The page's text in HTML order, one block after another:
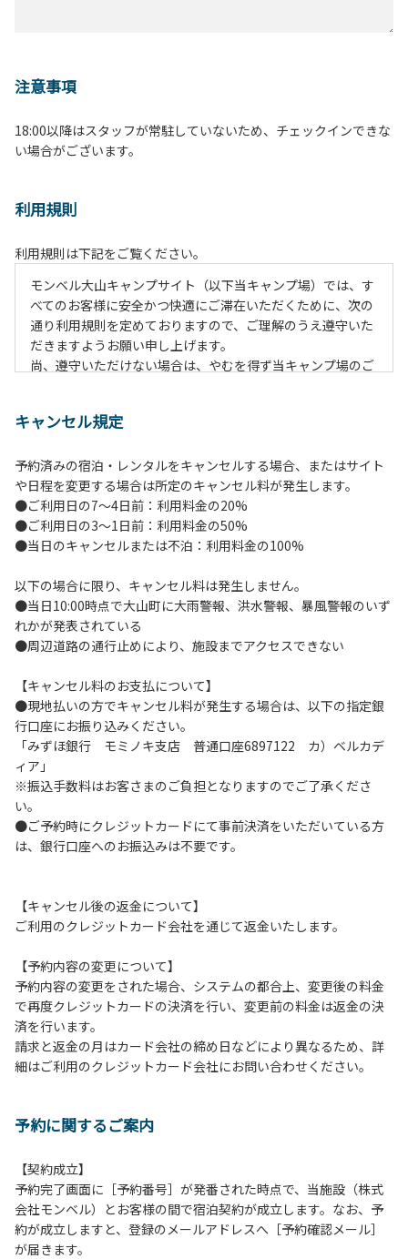
注意事項
18:00以降はスタッフが常駐していないため、チェックインできな
い場合がございます。
利用規則
利用規則は下記をご覧ください。
モンベル大山キャンプサイト（以下当キャンプ場）では、す
べてのお客様に安全かつ快適にご滞在いただくために、次の
通り利用規則を定めておりますので、ご理解のうえ遵守いた
だきますようお願い申し上げます。
尚、遵守いただけない場合は、やむを得ず当キャンプ場のご
【当キャンプ場利用に際してのご案内ならびに注意事項】
２．利用におけるルールを遵守いただき、ご自身で事故の防
止に努めてください。
３．安全管理上、お子さまの単独での行動はご遠慮くださ
い。
４．当キャンプ場内を車で移動する場合は徐行運転（5ｋｍ/
５．ゴミ（可燃）は指定のゴミ袋に分別した上で、指定の場
所へ捨ててください。ビン・缶・ペットボトルおよび不燃ゴ
ミは持ち帰りお願いします。
６．BBQ及び焚火台の灰につきましては鎮火を確認した上で
７．暴力団等反社会勢力及びその関係者ならびに公共の秩
序、善良の風俗に反する恐れのある場合には、ご利用をお断
りいたします。
８．不可抗力以外の事由により建造物、家具、備品、その他
の物品を損傷、紛失、汚染させた場合には、相当額を弁償し
ていただくことがあります。
９．当キャンプ場内（駐車場を含む）での事故や盗難などに
つきましては、一切の責任を負いかねます。
１０．車中で宿泊される場合は、必ずエンジンを停止してく
の間車輌移動はご遠慮ください。
１２．レンタル品は管理棟に返却してください。
宿泊可能なサイトは除く）
１４．キャンプ場内に喫煙所はございません。他のお客様の
ご迷惑にならないようにご配慮願います。
【当キャンプ場での禁止事項】
１．花火（手持ちや打ち上げなど全て）。
３．硬いボールでの球技。（野球、キャッチボール・サッカ
４．大きな音で音楽や楽器などを鳴らす行為。（ 但し貸切イ
ベントは除く）
５．発電機の使用。（但し貸切イベントは除く）
６．申込みされたサイト以外のサイトの利用や共用部（シャ
ワー棟、水道など）の占有行為。
キャンセル規定
予約済みの宿泊・レンタルをキャンセルする場合、またはサイト
や日程を変更する場合は所定のキャンセル料が発生します。
●ご利用日の7～4日前：利用料金の20%
●ご利用日の3～1日前：利用料金の50%
●当日のキャンセルまたは不泊：利用料金の100%
以下の場合に限り、キャンセル料は発生しません。
●当日10:00時点で大山町に大雨警報、洪水警報、暴風警報のいず
れかが発表されている
●周辺道路の通行止めにより、施設までアクセスできない
【キャンセル料のお支払について】
●現地払いの方でキャンセル料が発生する場合は、以下の指定銀
行口座にお振り込みください。
「みずほ銀行 モミノキ支店 普通口座6897122 カ）ベルカデ
ィア」
※振込手数料はお客さまのご負担となりますのでご了承くださ
い。
●ご予約時にクレジットカードにて事前決済をいただいている方
は、銀行口座へのお振込みは不要です。
【キャンセル後の返金について】
ご利用のクレジットカード会社を通じて返金いたします。
【予約内容の変更について】
予約内容の変更をされた場合、システムの都合上、変更後の料金
で再度クレジットカードの決済を行い、変更前の料金は返金の決
済を行います。
請求と返金の月はカード会社の締め日などにより異なるため、詳
細はご利用のクレジットカード会社にお問い合わせください。
予約に関するご案内
【契約成立】
予約完了画面に［予約番号］が発番された時点で、当施設（株式
会社モンベル）とお客様の間で宿泊契約が成立します。なお、予
約が成立しますと、登録のメールアドレスへ［予約確認メール］
が届きます。